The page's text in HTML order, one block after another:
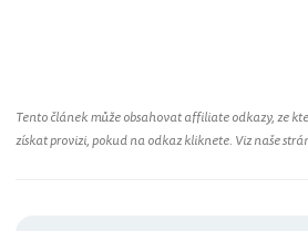
Tento článek může obsahovat affiliate odkazy, ze
získat provizi, pokud na odkaz kliknete. Viz naše